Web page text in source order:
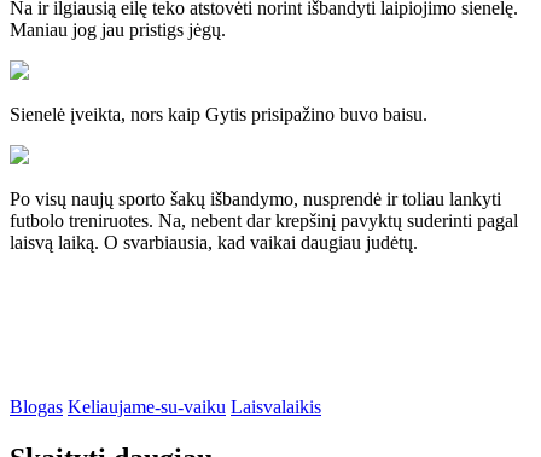
Na ir ilgiausią eilę teko atstovėti norint išbandyti laipiojimo sienelę.
Maniau jog jau pristigs jėgų.
Sienelė įveikta, nors kaip Gytis prisipažino buvo baisu.
Po visų naujų sporto šakų išbandymo, nusprendė ir toliau lankyti
futbolo treniruotes. Na, nebent dar krepšinį pavyktų suderinti pagal
laisvą laiką. O svarbiausia, kad vaikai daugiau judėtų.
Blogas Keliaujame-su-vaiku Laisvalaikis